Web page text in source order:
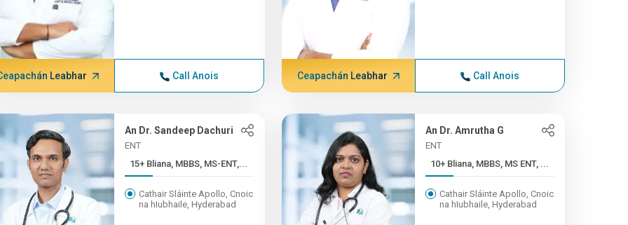
Leabhar Call Anois Ceapachán Leabhar Call Anois
An Dr. Sandeep Dachuri
ENT
15+ Bliana, MBBS, MS-ENT,...
Cathair Sláinte Apollo, Cnoic
na hIubhaile, Hyderabad
An Dr. Amrutha G
ENT
10+ Bliana, MBBS, MS ENT, ...
Cathair Sláinte Apollo, Cnoic
na hIubhaile, Hyderabad